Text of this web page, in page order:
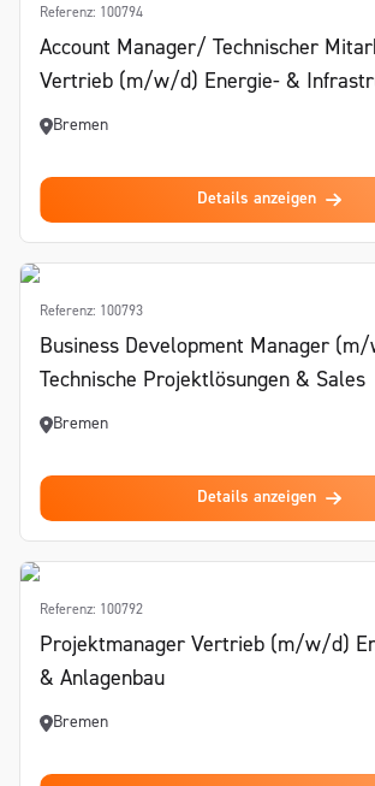
Referenz: 100794
Account Manager/ Technischer
Vertrieb (m/w/d) Energie- &
Bremen
Details anzeigen
Referenz: 100793
Business Development Manager
Technische Projektlösungen & Sales
Bremen
Details anzeigen
Referenz: 100792
Projektmanager Vertrieb (m/w/d)
& Anlagenbau
Bremen